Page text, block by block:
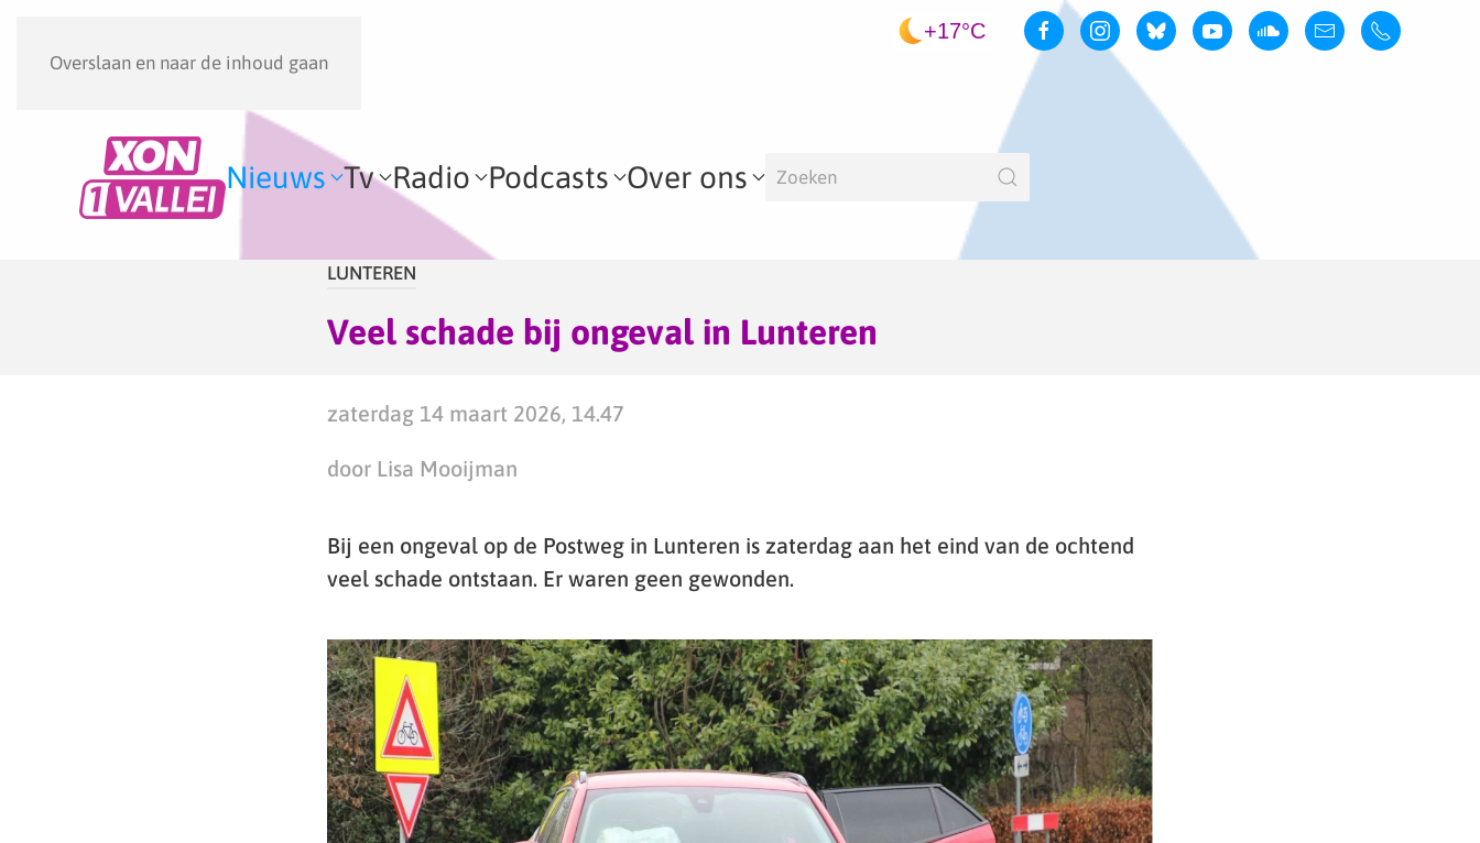
Overslaan en naar de inhoud gaan
+17°C
Nieuws Tv Radio Podcasts Over ons
LUNTEREN
Veel schade bij ongeval in Lunteren
zaterdag 14 maart 2026, 14.47
door Lisa Mooijman
Bij een ongeval op de Postweg in Lunteren is zaterdag aan het eind van de ochtend
veel schade ontstaan. Er waren geen gewonden.